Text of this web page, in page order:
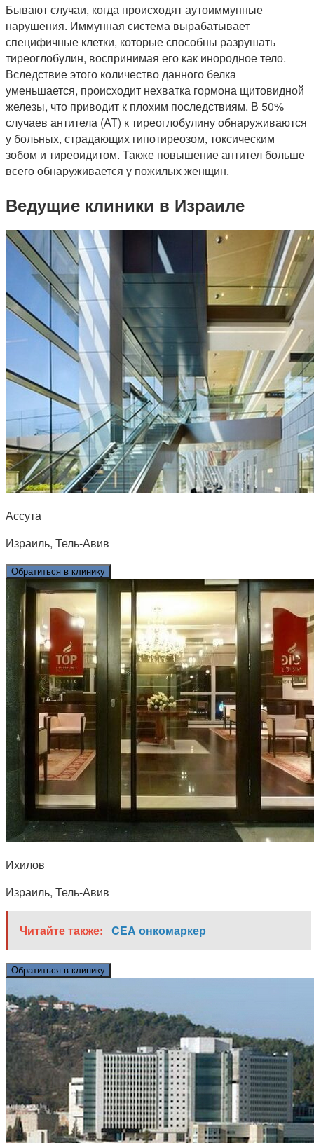
Бывают случаи, когда происходят аутоиммунные
нарушения. Иммунная система вырабатывает
специфичные клетки, которые способны разрушать
тиреоглобулин, воспринимая его как инородное тело.
Вследствие этого количество данного белка
уменьшается, происходит нехватка гормона щитовидной
железы, что приводит к плохим последствиям. В 50%
случаев антитела (АТ) к тиреоглобулину обнаруживаются
у больных, страдающих гипотиреозом, токсическим
зобом и тиреоидитом. Также повышение антител больше
всего обнаруживается у пожилых женщин.
Ведущие клиники в Израиле
Ассута
Израиль, Тель-Авив
Обратиться в клинику
Ихилов
Израиль, Тель-Авив
Читайте также: CEA онкомаркер
Обратиться в клинику